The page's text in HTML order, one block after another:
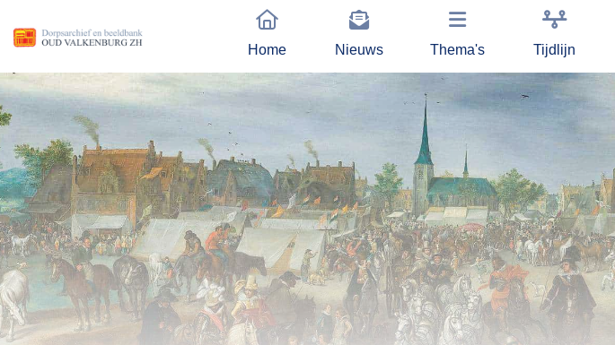
Home Nieuws Thema's Tijdlijn